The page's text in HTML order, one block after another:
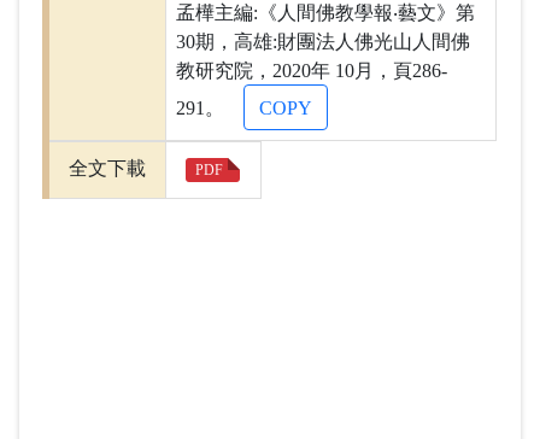
孟樺主編:《人間佛教學報‧藝文》第
30期，高雄:財團法人佛光山人間佛
教研究院，2020年 10月，頁286-
291。
COPY
全文下載 PDF